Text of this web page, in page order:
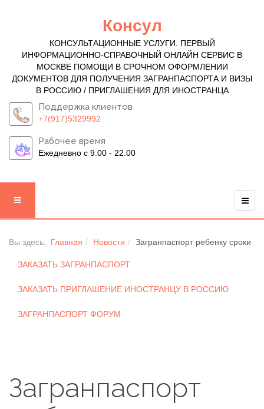
Консул
КОНСУЛЬТАЦИОННЫЕ УСЛУГИ. ПЕРВЫЙ
ИНФОРМАЦИОННО-СПРАВОЧНЫЙ ОНЛАЙН СЕРВИС В
МОСКВЕ ПОМОЩИ В СРОЧНОМ ОФОРМЛЕНИИ
ДОКУМЕНТОВ ДЛЯ ПОЛУЧЕНИЯ ЗАГРАНПАСПОРТА И ВИЗЫ
В РОССИЮ / ПРИГЛАШЕНИЯ ДЛЯ ИНОСТРАНЦА
Поддержка клиентов
+7(917)5329992
Рабочее время
Ежедневно с 9.00 - 22.00
Вы здесь: Главная Новости Загранпаспорт ребенку сроки
ЗАКАЗАТЬ ЗАГРАНПАСПОРТ
ЗАКАЗАТЬ ПРИГЛАШЕНИЕ ИНОСТРАНЦУ В РОССИЮ
ЗАГРАНПАСПОРТ ФОРУМ
Загранпаспорт